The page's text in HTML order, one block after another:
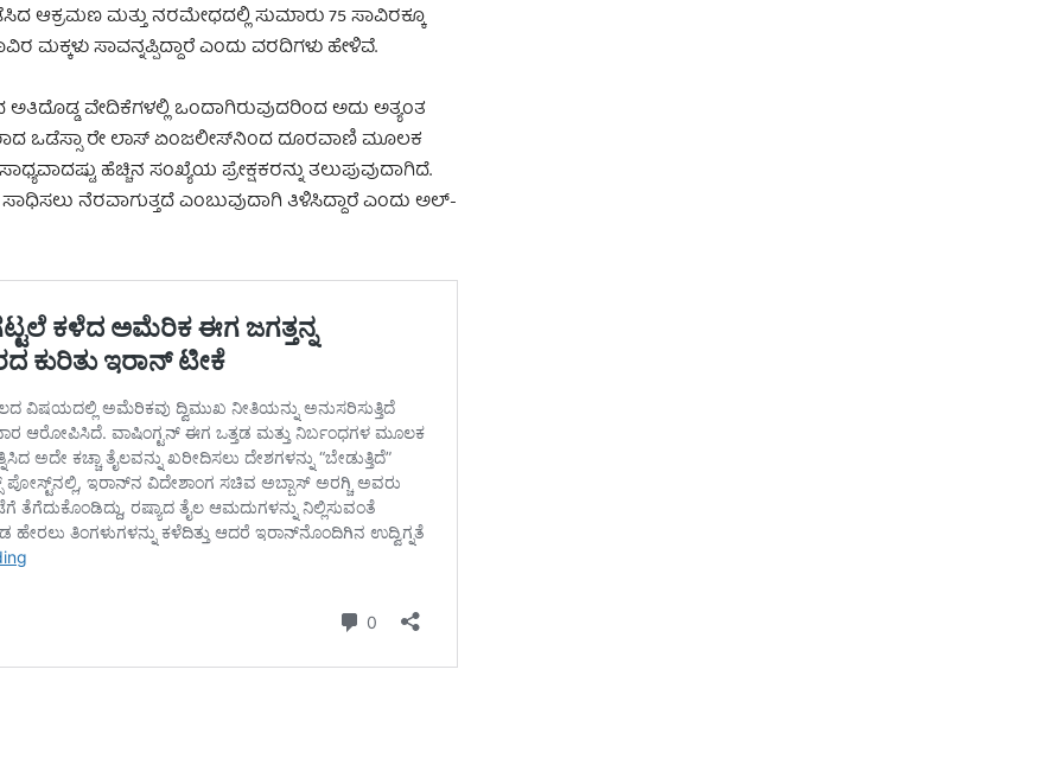
ಆಕ್ರಮಣ ಮತ್ತು ನರಮೇಧದಲ್ಲಿ ಸುಮಾರು 75 ಸಾವಿರಕ್ಕೂ
ಮಕ್ಕಳು ಸಾವನ್ನಪ್ಪಿದ್ದಾರೆ ಎಂದು ವರದಿಗಳು ಹೇಳಿವೆ.
ಅತಿದೊಡ್ಡ ವೇದಿಕೆಗಳಲ್ಲಿ ಒಂದಾಗಿರುವುದರಿಂದ ಅದು ಅತ್ಯಂತ
ಒಡೆಸ್ಸಾ ರೇ ಲಾಸ್ ಏಂಜಲೀಸ್‌ನಿಂದ ದೂರವಾಣಿ ಮೂಲಕ
ಹೆಚ್ಚಿನ ಸಂಖ್ಯೆಯ ಪ್ರೇಕ್ಷಕರನ್ನು ತಲುಪುವುದಾಗಿದೆ.
ನೆರವಾಗುತ್ತದೆ ಎಂಬುವುದಾಗಿ ತಿಳಿಸಿದ್ದಾರೆ ಎಂದು ಅಲ್-